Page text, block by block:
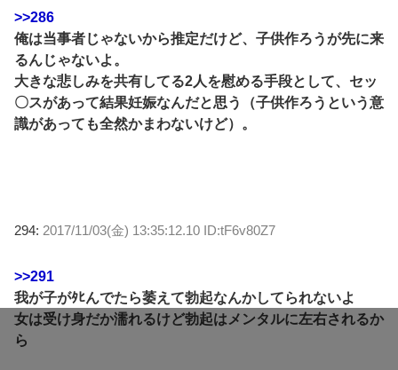
>>286
俺は当事者じゃないから推定だけど、子供作ろうが先に来
るんじゃないよ。
大きな悲しみを共有してる2人を慰める手段として、セッ
〇スがあって結果妊娠なんだと思う（子供作ろうという意
識があっても全然かまわないけど）。
294: 2017/11/03(金) 13:35:12.10 ID:tF6v80Z7
>>291
我が子がﾀﾋんでたら萎えて勃起なんかしてられないよ
女は受け身だか濡れるけど勃起はメンタルに左右されるか
ら